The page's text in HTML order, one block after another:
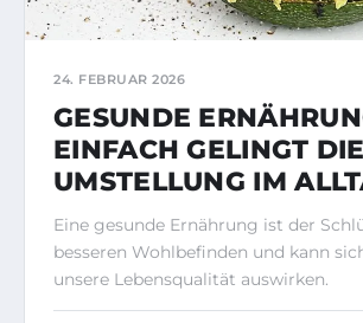
24. FEBRUAR 2026
GESUNDE
EINFACH GELINGT DIE
UMSTELLUNG IM
Eine gesunde Ernährung ist der
besseren Wohlbefinden und kann
unsere Lebensqualität auswirken.